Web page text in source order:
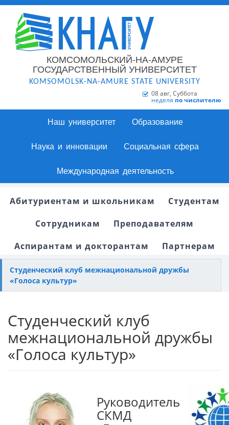
КОМСОМОЛЬСКИЙ-НА-АМУРЕ
ГОСУДАРСТВЕННЫЙ УНИВЕРСИТЕТ
KOMSOMOLSK-NA-AMURE STATE UNIVERSITY
08 авг, Суббота
неделя по числителю
Наш университет Образование
Наука и инновации Социальная сфера
Международная деятельность
Абитуриентам и школьникам
Студентам
Сотрудникам
Преподавателям
Аспирантам и докторантам
Партнерам
Студенческий клуб межнациональной дружбы
«Голоса культур»
Студенческий клуб
межнациональной дружбы
«Голоса культур»
Руководитель
СКМД